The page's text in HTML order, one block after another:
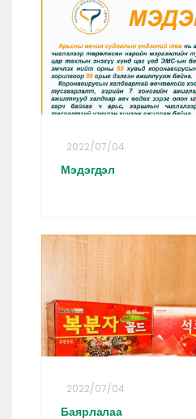
2022/07/04
Мэдэгдэл
2022/07/04
Баярлалаа